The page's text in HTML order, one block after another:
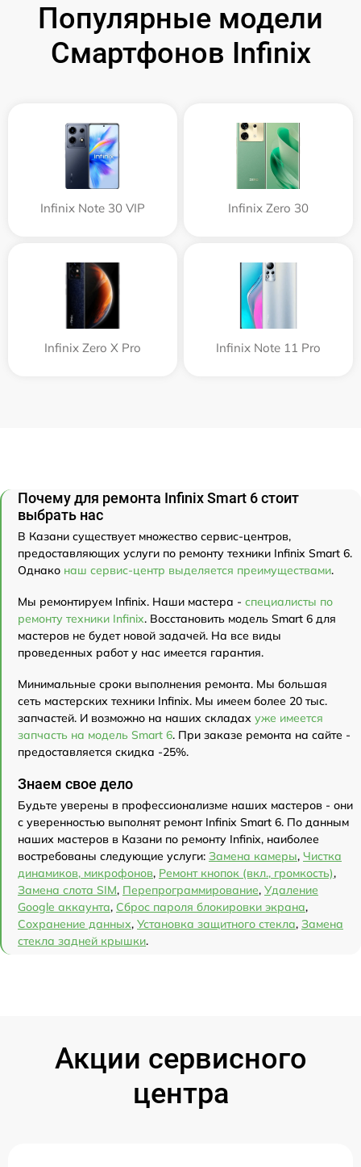
Популярные модели
Смартфонов Infinix
Infinix Note 30 VIP Infinix Zero 30
Infinix Zero X Pro Infinix Note 11 Pro
Почему для ремонта Infinix Smart 6 стоит
выбрать нас
В Казани существует множество сервис-центров,
предоставляющих услуги по ремонту техники Infinix Smart 6.
Однако наш сервис-центр выделяется преимуществами.
Мы ремонтируем Infinix. Наши мастера - специалисты по
ремонту техники Infinix. Восстановить модель Smart 6 для
мастеров не будет новой задачей. На все виды
проведенных работ у нас имеется гарантия.
Минимальные сроки выполнения ремонта. Мы большая
сеть мастерских техники Infinix. Мы имеем более 20 тыс.
запчастей. И возможно на наших складах уже имеется
запчасть на модель Smart 6. При заказе ремонта на сайте -
предоставляется скидка -25%.
Знаем свое дело
Будьте уверены в профессионализме наших мастеров - они
с уверенностью выполнят ремонт Infinix Smart 6. По данным
наших мастеров в Казани по ремонту Infinix, наиболее
востребованы следующие услуги: Замена камеры, Чистка
динамиков, микрофонов, Ремонт кнопок (вкл., громкость),
Замена слота SIM, Перепрограммирование, Удаление
Google аккаунта, Сброс пароля блокировки экрана,
Сохранение данных, Установка защитного стекла, Замена
стекла задней крышки.
Акции сервисного
центра